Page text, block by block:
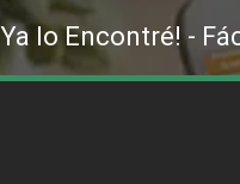
lo Encontré! -